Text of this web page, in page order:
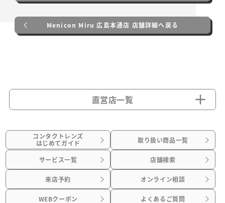
Menicon Miru 広島本通店 店舗詳細へ戻る
直営店一覧
コンタクトレンズ
はじめてガイド 取り扱い商品一覧
サービス一覧 店舗検索
来店予約 オンライン相談
WEBクーポン よくあるご質問